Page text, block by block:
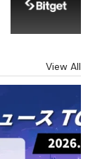
View All